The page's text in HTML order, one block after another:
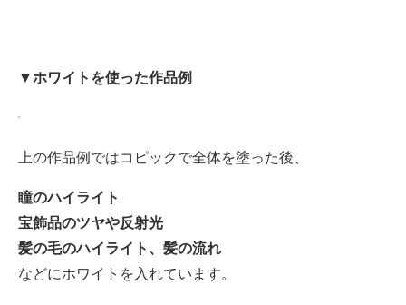
▼ホワイトを使った作品例
上の作品例ではコピックで全体を塗った後、
瞳のハイライト
宝飾品のツヤや反射光
髪の毛のハイライト、髪の流れ
などにホワイトを入れています。